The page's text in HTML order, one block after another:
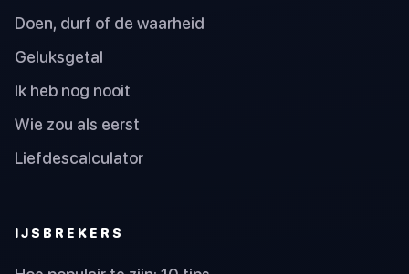
Doen, durf of de waarheid
Geluksgetal
Ik heb nog nooit
Wie zou als eerst
Liefdescalculator
IJSBREKERS